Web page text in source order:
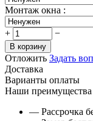
Монтаж окна :
+ −
В корзину
Отложить Задать
Доставка
Варианты оплаты
Наши преимущества
— Рассрочка